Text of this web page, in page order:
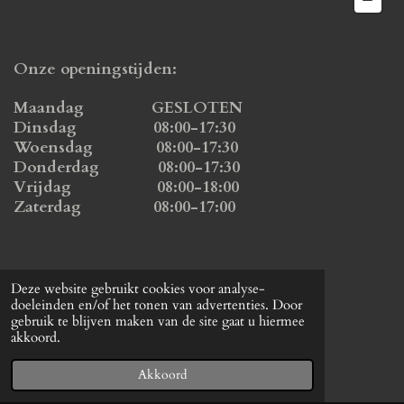
Deze website gebruikt cookies voor analyse-
doeleinden en/of het tonen van advertenties. Door
gebruik te blijven maken van de site gaat u hiermee
akkoord.
Akkoord
Onze openingstijden:
Maandag GESLOTEN
Dinsdag 08:00-17:30
Woensdag 08:00-17:30
Donderdag 08:00-17:30
Vrijdag 08:00-18:00
Zaterdag 08:00-17:00
Email:
Info@Kaassfeer-meer.nl
Telefoon: 06-25418017
Adres:
Kalverstraat 18B
3481 ES Harmelen